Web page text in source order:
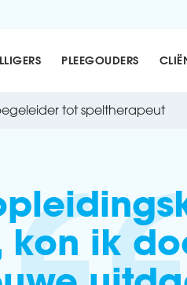
PLEEGOUDERS
tot speltherapeut
kon ik